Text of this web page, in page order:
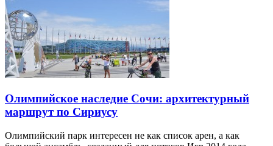
Олимпийское наследие Сочи: архитектурный
маршрут по Сириусу
Олимпийский парк интересен не как список арен, а как